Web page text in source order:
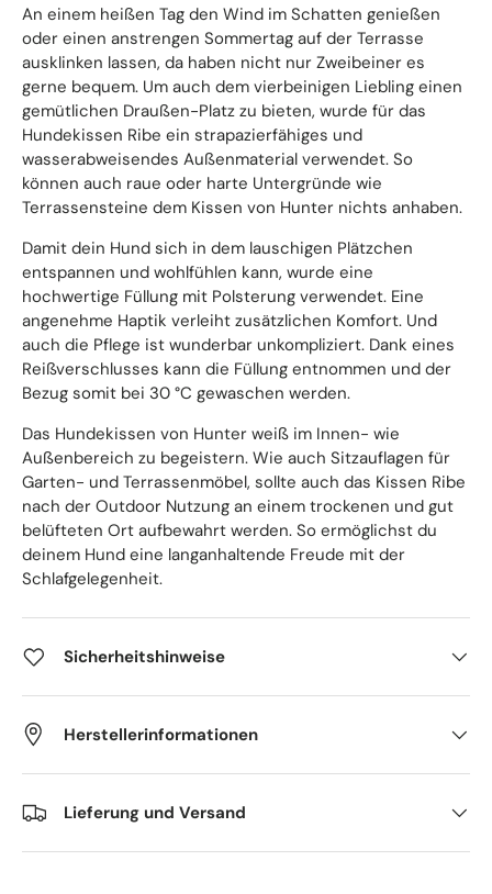
An einem heißen Tag den Wind im Schatten genießen
oder einen anstrengen Sommertag auf der Terrasse
ausklinken lassen, da haben nicht nur Zweibeiner es
gerne bequem. Um auch dem vierbeinigen Liebling einen
gemütlichen Draußen-Platz zu bieten, wurde für das
Hundekissen Ribe ein strapazierfähiges und
wasserabweisendes Außenmaterial verwendet. So
können auch raue oder harte Untergründe wie
Terrassensteine dem Kissen von Hunter nichts anhaben.
Damit dein Hund sich in dem lauschigen Plätzchen
entspannen und wohlfühlen kann, wurde eine
hochwertige Füllung mit Polsterung verwendet. Eine
angenehme Haptik verleiht zusätzlichen Komfort. Und
auch die Pflege ist wunderbar unkompliziert. Dank eines
Reißverschlusses kann die Füllung entnommen und der
Bezug somit bei 30 °C gewaschen werden.
Das Hundekissen von Hunter weiß im Innen- wie
Außenbereich zu begeistern. Wie auch Sitzauflagen für
Garten- und Terrassenmöbel, sollte auch das Kissen Ribe
nach der Outdoor Nutzung an einem trockenen und gut
belüfteten Ort aufbewahrt werden. So ermöglichst du
deinem Hund eine langanhaltende Freude mit der
Schlafgelegenheit.
Sicherheitshinweise
Herstellerinformationen
Lieferung und Versand